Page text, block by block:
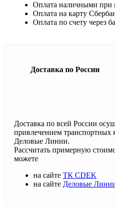
Оплата наличными при
Оплата на карту
Оплата по счету через
Доставка по России
Доставка по всей России
привлечением
Деловые Линии.
Рассчитать примерную
можете
на сайте ТК CDEK
на сайте Деловые